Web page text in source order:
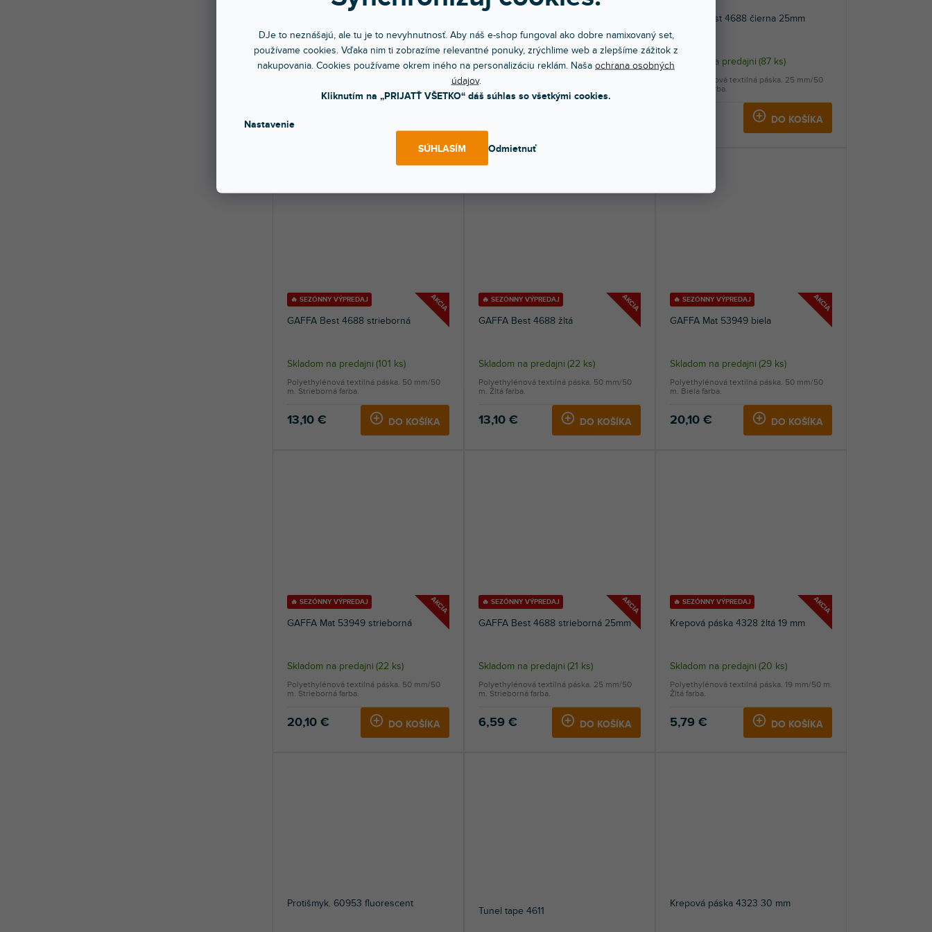
DJe to neznášajú, ale tu je to nevyhnutnosť. Aby náš e-shop fungoval ako dobre namixovaný set,
používame cookies. Vďaka nim ti zobrazíme relevantné ponuky, zrýchlime web a zlepšíme zážitok z
nakupovania. Cookies používame okrem iného na personalizáciu reklám. Naša ochrana osobných
údajov.
Kliknutím na „PRIJATŤ VŠETKO“ dáš súhlas so všetkými cookies.
Nastavenie
Odmietnuť
SÚHLASÍM
Skladom na predajni(109 ks)
13,10 €
Skladom na predajni 33 ks
Polyethylénová textilná páska. 50 mm/50
GAFFA Best 4688 čierna 25mm
Skladom na predajni (87 ks)
DO KOŠÍKA
Polyethylénová textilná páska. 25 mm/50
m. Čierna farba.
AKCIA
🔥 SEZÓNNY VÝPREDAJ
GAFFA Best 4688 strieborná
Skladom na predajni (101 ks)
13,10 € DO KOŠÍKA
Polyethylénová textilná páska. 50 mm/50
m. Strieborná farba.
AKCIA
🔥 SEZÓNNY VÝPREDAJ
GAFFA Best 4688 žltá
Skladom na predajni (22 ks)
13,10 € DO KOŠÍKA
Polyethylénová textilná páska. 50 mm/50
m. Žltá farba.
AKCIA
🔥 SEZÓNNY VÝPREDAJ
GAFFA Mat 53949 biela
Skladom na predajni (29 ks)
20,10 € DO KOŠÍKA
Polyethylénová textilná páska. 50 mm/50
m. Biela farba.
AKCIA
🔥 SEZÓNNY VÝPREDAJ
GAFFA Mat 53949 strieborná
Skladom na predajni (22 ks)
20,10 € DO KOŠÍKA
Polyethylénová textilná páska. 50 mm/50
m. Strieborná farba.
AKCIA
🔥 SEZÓNNY VÝPREDAJ
GAFFA Best 4688 strieborná 25mm
Skladom na predajni (21 ks)
6,59 € DO KOŠÍKA
Polyethylénová textilná páska. 25 mm/50
m. Strieborná farba.
AKCIA
🔥 SEZÓNNY VÝPREDAJ
Krepová páska 4328 žltá 19 mm
Skladom na predajni (20 ks)
5,79 € DO KOŠÍKA
Polyethylénová textilná páska. 19 mm/50 m.
Žltá farba.
Protišmyk. 60953 fluorescent
Tunel tape 4611
Krepová páska 4323 30 mm